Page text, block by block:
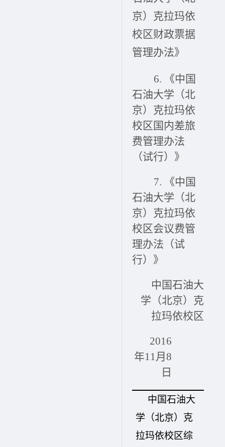
京）克拉玛依
校区财政票据
管理办法》
6.
《中国
石油大学（北
京）克拉玛依
校区国内差旅
费管理办法
（试行）》
7.
《中国
石油大学（北
京）克拉玛依
校区会议费管
理办法（试
行）》
中国石油大
学（北京）克
拉玛依校区
2016
年11月8
日
中国石油大
学（北京）克
拉玛依校区综